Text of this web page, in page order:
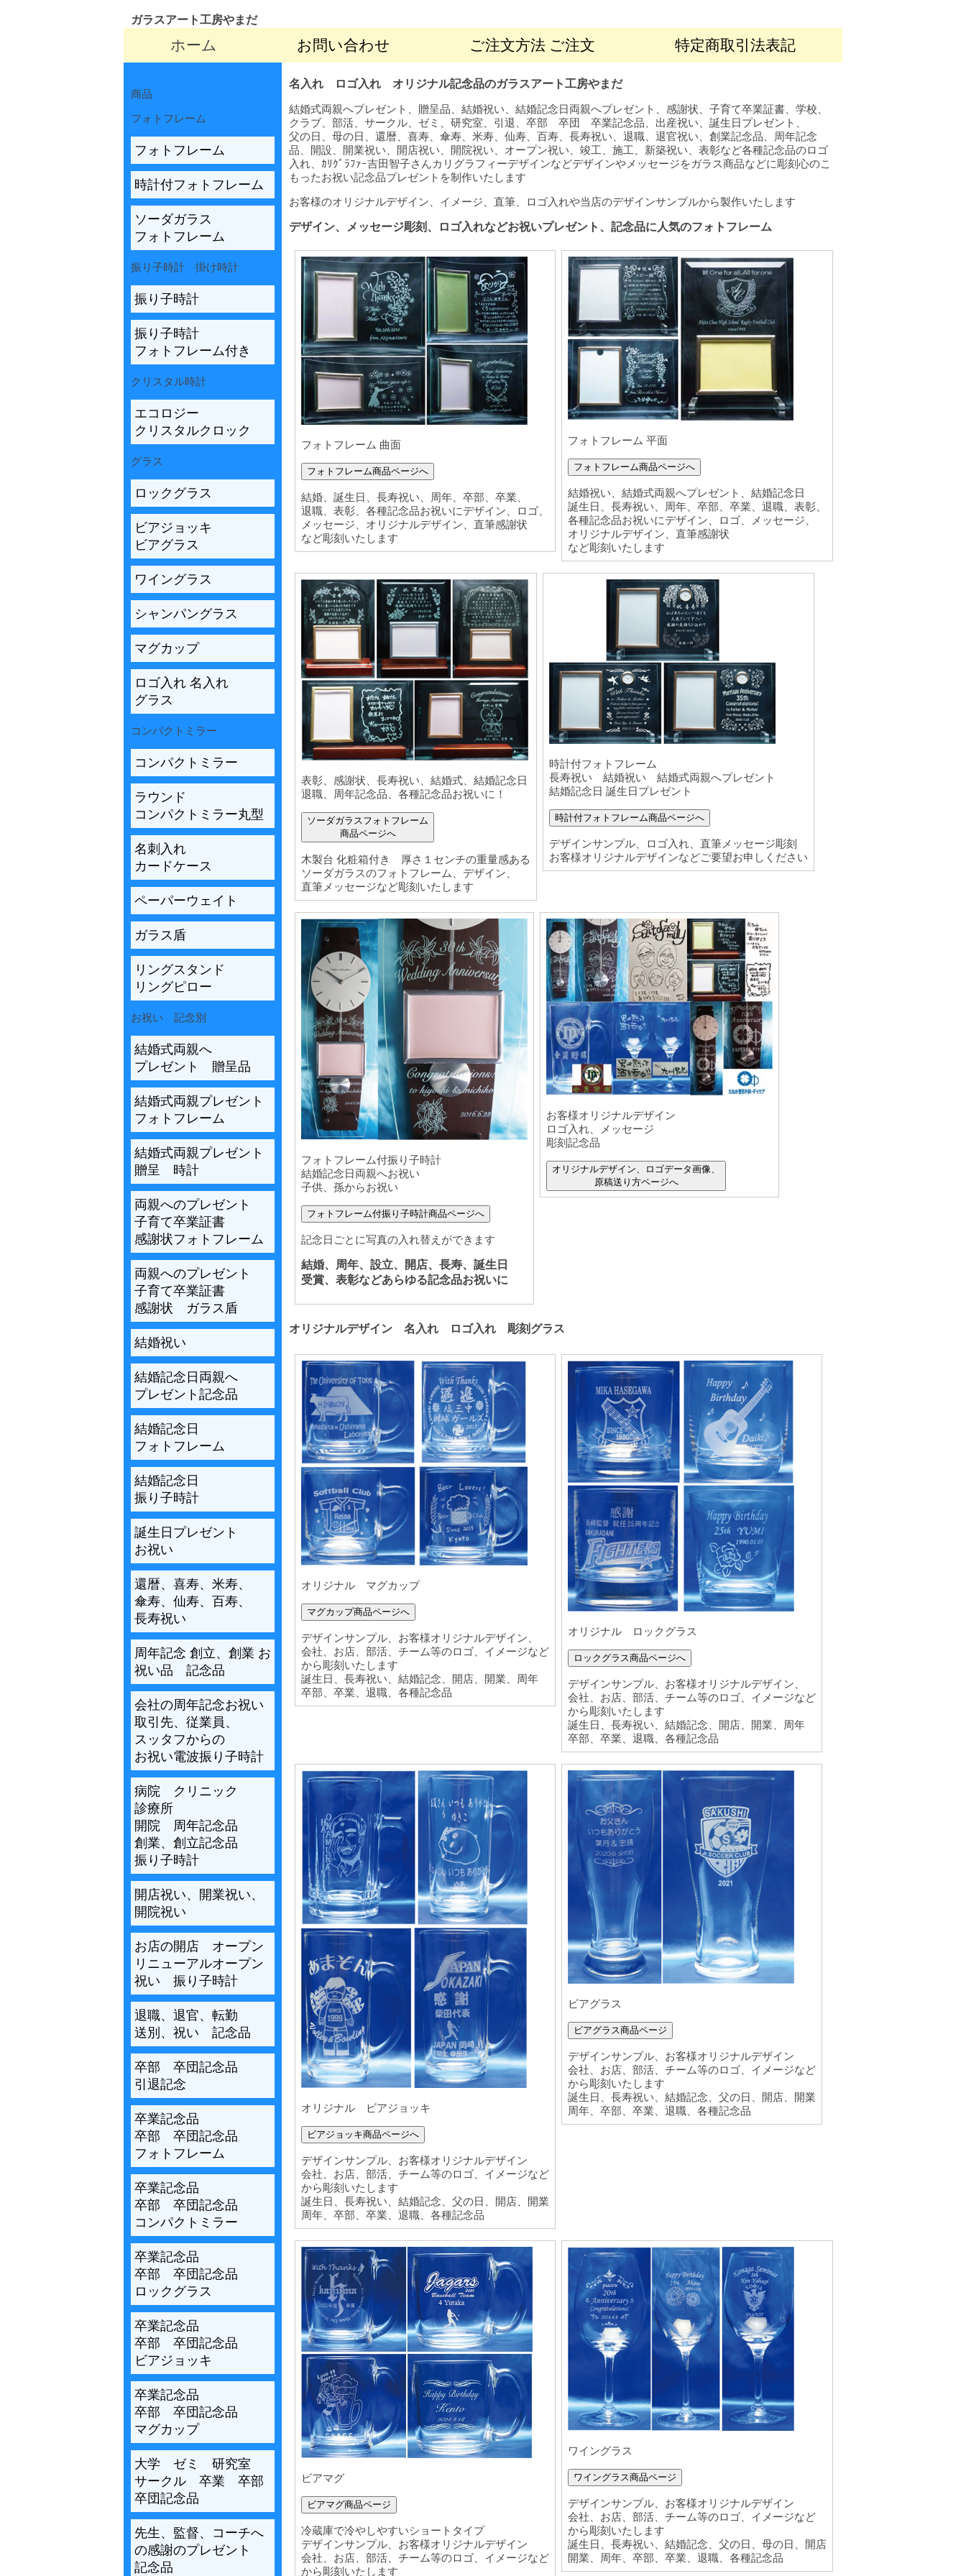
ガラスアート工房やまだ
ホーム お問い合わせ ご注文方法 ご注文 特定商取引法表記
名入れ ロゴ入れ オリジナル記念品のガラスアート工房やまだ
結婚式両親へプレゼント、贈呈品、結婚祝い、結婚記念日両親へプレゼント、感謝状、子育て卒業証書、学校、
クラブ、部活、サークル、ゼミ、研究室、引退、卒部 卒団 卒業記念品、出産祝い、誕生日プレゼント、
父の日、母の日、還暦、喜寿、傘寿、米寿、仙寿、百寿、長寿祝い、退職、退官祝い、創業記念品、周年記念
品、開設、開業祝い、開店祝い、開院祝い、オープン祝い、竣工、施工、新築祝い、表彰など各種記念品のロゴ
入れ、ｶﾘｸﾞﾗﾌｧｰ吉田智子さんカリグラフィーデザインなどデザインやメッセージをガラス商品などに彫刻心のこ
もったお祝い記念品プレゼントを制作いたします
お客様のオリジナルデザイン、イメージ、直筆、ロゴ入れや当店のデザインサンプルから製作いたします
デザイン、メッセージ彫刻、ロゴ入れなどお祝いプレゼント、記念品に人気のフォトフレーム
フォトフレーム 曲面
フォトフレーム商品ページへ
結婚、誕生日、長寿祝い、周年、卒部、卒業、
退職、表彰、各種記念品お祝いにデザイン、ロゴ、
メッセージ、オリジナルデザイン、直筆感謝状
など彫刻いたします
フォトフレーム 平面
フォトフレーム商品ページへ
結婚祝い、結婚式両親へプレゼント、結婚記念日
誕生日、長寿祝い、周年、卒部、卒業、退職、表彰、
各種記念品お祝いにデザイン、ロゴ、メッセージ、
オリジナルデザイン、直筆感謝状
など彫刻いたします
表彰、感謝状、長寿祝い、結婚式、結婚記念日
退職、周年記念品、各種記念品お祝いに！
ソーダガラスフォトフレーム
商品ページへ
木製台 化粧箱付き 厚さ１センチの重量感ある
ソーダガラスのフォトフレーム、デザイン、
直筆メッセージなど彫刻いたします
時計付フォトフレーム
長寿祝い 結婚祝い 結婚式両親へプレゼント
結婚記念日 誕生日プレゼント
時計付フォトフレーム商品ページへ
デザインサンプル、ロゴ入れ、直筆メッセージ彫刻
お客様オリジナルデザインなどご要望お申しください
フォトフレーム付振り子時計
結婚記念日両親へお祝い
子供、孫からお祝い
フォトフレーム付振り子時計商品ページへ
記念日ごとに写真の入れ替えができます
結婚、周年、設立、開店、長寿、誕生日
受賞、表彰などあらゆる記念品お祝いに
お客様オリジナルデザイン
ロゴ入れ、メッセージ
彫刻記念品
オリジナルデザイン、ロゴデータ画像、
原稿送り方ページへ
オリジナルデザイン 名入れ ロゴ入れ 彫刻グラス
オリジナル マグカップ
マグカップ商品ページへ
デザインサンプル、お客様オリジナルデザイン、
会社、お店、部活、チーム等のロゴ、イメージなど
から彫刻いたします
誕生日、長寿祝い、結婚記念、開店、開業、周年
卒部、卒業、退職、各種記念品
オリジナル ロックグラス
ロックグラス商品ページへ
デザインサンプル、お客様オリジナルデザイン、
会社、お店、部活、チーム等のロゴ、イメージなど
から彫刻いたします
誕生日、長寿祝い、結婚記念、開店、開業、周年
卒部、卒業、退職、各種記念品
オリジナル ビアジョッキ
ビアジョッキ商品ページへ
デザインサンプル、お客様オリジナルデザイン
会社、お店、部活、チーム等のロゴ、イメージなど
から彫刻いたします
誕生日、長寿祝い、結婚記念、父の日、開店、開業
周年、卒部、卒業、退職、各種記念品
ビアグラス
ビアグラス商品ページ
デザインサンプル、お客様オリジナルデザイン
会社、お店、部活、チーム等のロゴ、イメージなど
から彫刻いたします
誕生日、長寿祝い、結婚記念、父の日、開店、開業
周年、卒部、卒業、退職、各種記念品
ビアマグ
ビアマグ商品ページ
冷蔵庫で冷やしやすいショートタイプ
デザインサンプル、お客様オリジナルデザイン
会社、お店、部活、チーム等のロゴ、イメージなど
から彫刻いたします
ワイングラス
ワイングラス商品ページ
デザインサンプル、お客様オリジナルデザイン
会社、お店、部活、チーム等のロゴ、イメージなど
から彫刻いたします
誕生日、長寿祝い、結婚記念、父の日、母の日、開店
開業、周年、卒部、卒業、退職、各種記念品
商品
フォトフレーム
フォトフレーム
時計付フォトフレーム
ソーダガラス
フォトフレーム
振り子時計 掛け時計
振り子時計
振り子時計
フォトフレーム付き
クリスタル時計
エコロジー
クリスタルクロック
グラス
ロックグラス
ビアジョッキ
ビアグラス
ワイングラス
シャンパングラス
マグカップ
ロゴ入れ 名入れ
グラス
コンパクトミラー
コンパクトミラー
ラウンド
コンパクトミラー丸型
名刺入れ
カードケース
ペーパーウェイト
ガラス盾
リングスタンド
リングピロー
お祝い 記念別
結婚式両親へ
プレゼント 贈呈品
結婚式両親プレゼント
フォトフレーム
結婚式両親プレゼント
贈呈 時計
両親へのプレゼント
子育て卒業証書
感謝状フォトフレーム
両親へのプレゼント
子育て卒業証書
感謝状 ガラス盾
結婚祝い
結婚記念日両親へ
プレゼント記念品
結婚記念日
フォトフレーム
結婚記念日
振り子時計
誕生日プレゼント
お祝い
還暦、喜寿、米寿、
傘寿、仙寿、百寿、
長寿祝い
周年記念 創立、創業 お
祝い品 記念品
会社の周年記念お祝い
取引先、従業員、
スッタフからの
お祝い電波振り子時計
病院 クリニック
診療所
開院 周年記念品
創業、創立記念品
振り子時計
開店祝い、開業祝い、
開院祝い
お店の開店 オープン
リニューアルオープン
祝い 振り子時計
退職、退官、転勤
送別、祝い 記念品
卒部 卒団記念品
引退記念
卒業記念品
卒部 卒団記念品
フォトフレーム
卒業記念品
卒部 卒団記念品
コンパクトミラー
卒業記念品
卒部 卒団記念品
ロックグラス
卒業記念品
卒部 卒団記念品
ビアジョッキ
卒業記念品
卒部 卒団記念品
マグカップ
大学 ゼミ 研究室
サークル 卒業 卒部
卒団記念品
先生、監督、コーチへ
の感謝のプレゼント
記念品